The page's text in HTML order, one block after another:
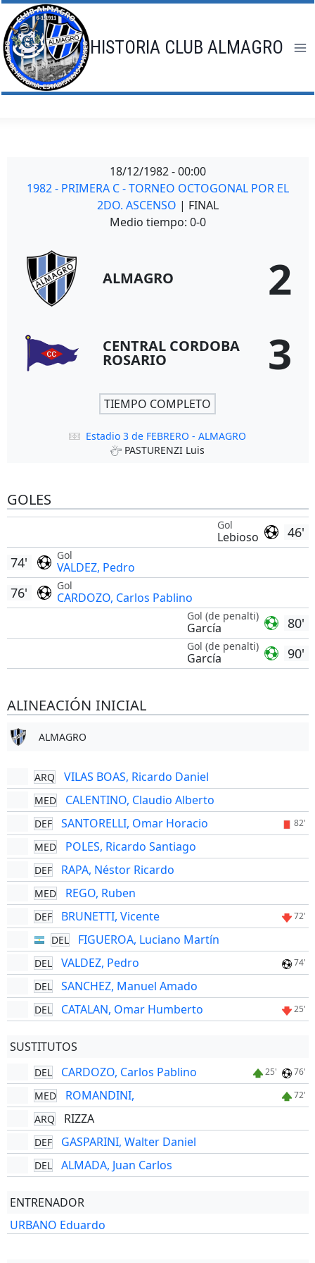
Saltar
al
contenido
HISTORIA CLUB ALMAGRO
18/12/1982 - 00:00
1982 - PRIMERA C - TORNEO OCTOGONAL POR EL
2DO. ASCENSO | FINAL
Medio tiempo: 0-0
ALMAGRO 2
CENTRAL CORDOBA
ROSARIO 3
TIEMPO COMPLETO
Estadio 3 de FEBRERO - ALMAGRO
PASTURENZI Luis
GOLES
46'
Gol
Lebioso
Gol
VALDEZ, Pedro
74'
Gol
CARDOZO, Carlos Pablino
76'
80'
Gol (de penalti)
García
90'
Gol (de penalti)
García
ALINEACIÓN INICIAL
ALMAGRO
ARQ VILAS BOAS, Ricardo Daniel
MED CALENTINO, Claudio Alberto
DEF SANTORELLI, Omar Horacio 82'
MED POLES, Ricardo Santiago
DEF RAPA, Néstor Ricardo
MED REGO, Ruben
DEF BRUNETTI, Vicente 72'
DEL FIGUEROA, Luciano Martín
DEL VALDEZ, Pedro 74'
DEL SANCHEZ, Manuel Amado
DEL CATALAN, Omar Humberto 25'
SUSTITUTOS
DEL CARDOZO, Carlos Pablino 25' 76'
MED ROMANDINI, 72'
ARQ RIZZA
DEF GASPARINI, Walter Daniel
DEL ALMADA, Juan Carlos
ENTRENADOR
URBANO Eduardo